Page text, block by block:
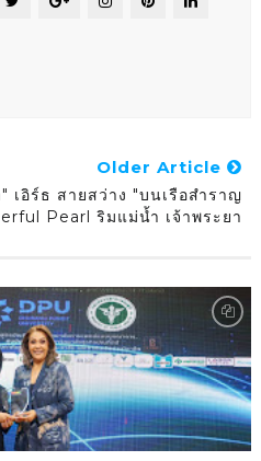
Older Article
เอิร์ธ สายสว่าง "บนเรือสำราญ
Pearl ริมแม่น้ำ เจ้าพระยา